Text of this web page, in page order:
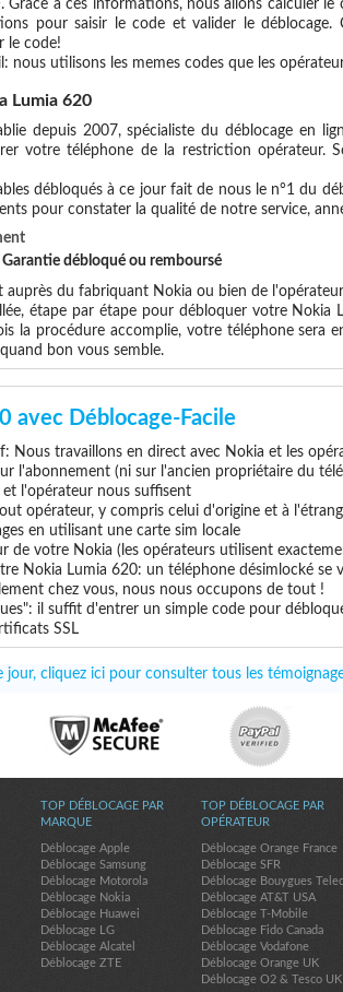
. Grace à ces informations, nous allons calculer le
pour saisir le code et valider le
le code!
nous utilisons les memes codes que les
Lumia 620
depuis 2007, spécialiste du déblocage en
votre téléphone de la restriction opérateur.
débloqués à ce jour fait de nous le n°1 du
pour constater la qualité de notre service,
débloqué ou remboursé
du fabriquant Nokia ou bien de
étape par étape pour débloquer votre
la procédure accomplie, votre téléphone sera
bon vous semble.
avec Déblocage-Facile
Nous travaillons en direct avec Nokia et les
l'abonnement (ni sur l'ancien propriétaire du
et l'opérateur nous suffisent
opérateur, y compris celui d'origine et à
en utilisant une carte sim locale
de votre Nokia (les opérateurs utilisent
Nokia Lumia 620: un téléphone désimlocké se
chez vous, nous nous occupons de tout !
il suffit d'entrer un simple code pour
SSL
jour, cliquez ici pour consulter tous les
TOP DÉBLOCAGE PAR
MARQUE
Déblocage Apple
Déblocage Samsung
Déblocage Motorola
Déblocage Nokia
Déblocage Huawei
Déblocage LG
Déblocage Alcatel
Déblocage ZTE
TOP DÉBLOCAGE PAR
OPÉRATEUR
Déblocage Orange France
Déblocage SFR
Déblocage Bouygues
Déblocage AT&T USA
Déblocage T-Mobile
Déblocage Fido Canada
Déblocage Vodafone
Déblocage Orange UK
Déblocage O2 & Tesco UK